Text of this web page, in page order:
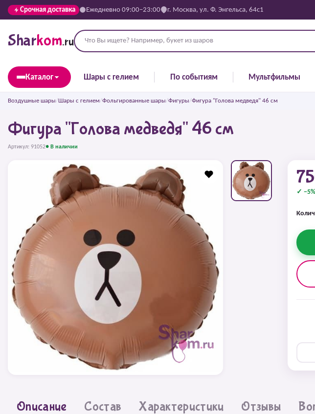
Срочная доставка Ежедневно 09:00–23:00 г. Москва, ул. Ф. Энгельса, 64с1
Sharkom.ru
Каталог Шары с гелием По событиям Мультфильмы
Воздушные шары/Шары с гелием/Фольгированные шары/Фигуры/Фигура "Голова медведя" 46 см
Фигура "Голова медведя" 46 см
Артикул: 91052● В наличии
✓
Описание Состав Характеристики Отзывы